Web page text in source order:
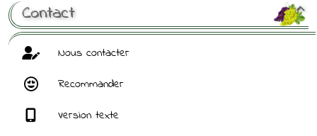

Contact
Nous contacter
Recommander
Version texte